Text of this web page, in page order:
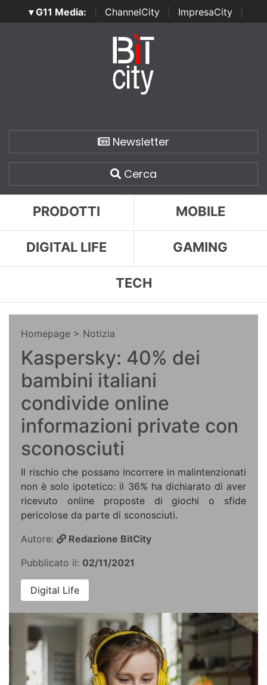
▾ G11 Media: ChannelCity ImpresaCity
SecurityOpenLab | Italian Channel Awards | Italian
Italian Security Awards
Newsletter
Cerca
PRODOTTI MOBILE
DIGITAL LIFE GAMING
TECH
Homepage > Notizia
Kaspersky: 40% dei
bambini italiani
condivide online
informazioni private con
sconosciuti
Il rischio che possano incorrere in malintenzionati
non è solo ipotetico: il 36% ha dichiarato di aver
ricevuto online proposte di giochi o sfide
pericolose da parte di sconosciuti.
Autore:
Redazione BitCity
Pubblicato il: 02/11/2021
Digital Life